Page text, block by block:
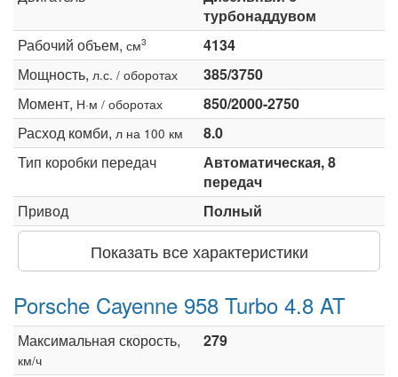
турбонаддувом
Рабочий объем, см3
4134
Мощность, л.с. / оборотах
385/3750
Момент, Н·м / оборотах
850/2000-2750
Расход комби, л на 100 км
8.0
Тип коробки передач
Автоматическая, 8
передач
Привод
Полный
Показать все характеристики
Porsche Cayenne 958 Turbo 4.8 AT
Максимальная скорость,
км/ч
279